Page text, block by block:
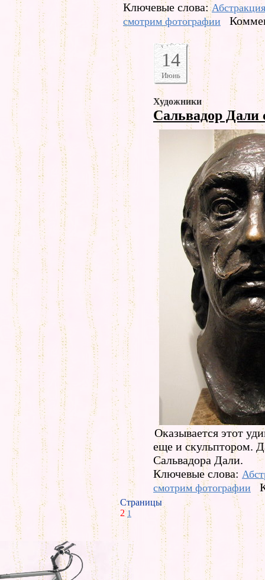
Ключевые слова:Абстракция
смотрим фотографии
14
Июнь
Художники
Сальвадор Дали
Оказывается этот
еще и скульптором.
Сальвадора Дали.
Ключевые слова:
смотрим фотографии
Страницы
2 1